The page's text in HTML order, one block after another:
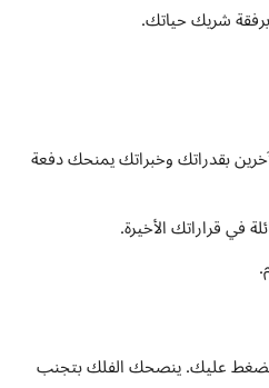
شريك حياتك.
بقدراتك وخبراتك يمنحك دفعة
في قراراتك الأخيرة.
يضغط عليك. ينصحك الفلك بتجنب